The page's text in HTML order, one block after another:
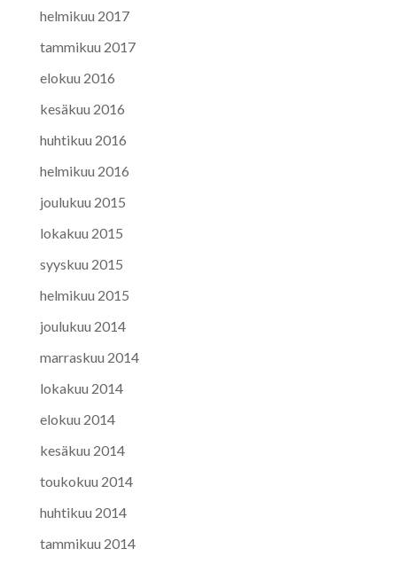
helmikuu 2017
tammikuu 2017
elokuu 2016
kesäkuu 2016
huhtikuu 2016
helmikuu 2016
joulukuu 2015
lokakuu 2015
syyskuu 2015
helmikuu 2015
joulukuu 2014
marraskuu 2014
lokakuu 2014
elokuu 2014
kesäkuu 2014
toukokuu 2014
huhtikuu 2014
tammikuu 2014